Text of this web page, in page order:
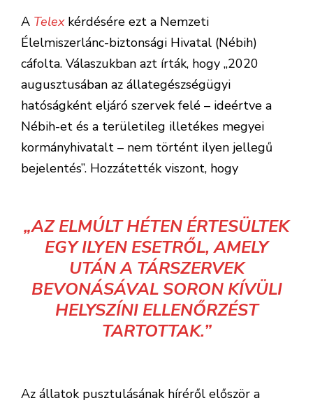
A Telexkérdésére ezt a Nemzeti
Élelmiszerlánc-biztonsági Hivatal (Nébih)
cáfolta. Válaszukban azt írták, hogy „2020
augusztusában az állategészségügyi
hatóságként eljáró szervek felé – ideértve a
Nébih-et és a területileg illetékes megyei
kormányhivatalt – nem történt ilyen jellegű
bejelentés”. Hozzátették viszont, hogy
„AZ ELMÚLT HÉTEN ÉRTESÜLTEK
EGY ILYEN ESETRŐL, AMELY
UTÁN A TÁRSZERVEK
BEVONÁSÁVAL SORON KÍVÜLI
HELYSZÍNI ELLENŐRZÉST
TARTOTTAK.”
Az állatok pusztulásának híréről először a